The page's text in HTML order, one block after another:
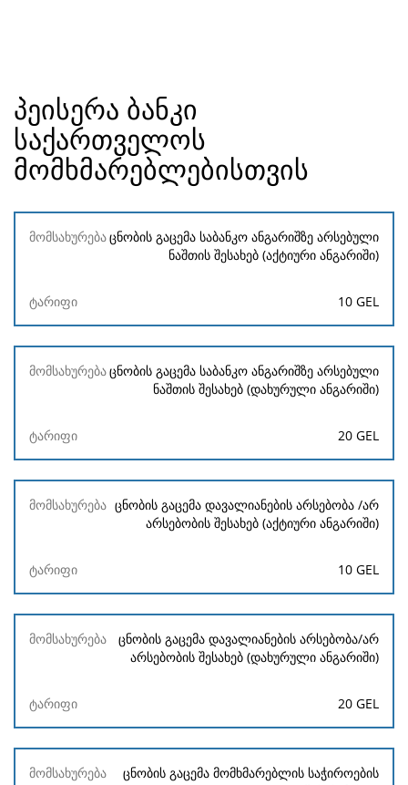
პეისერა ბანკი
საქართველოს
მომხმარებლებისთვის
მომსახურებაცნობის გაცემა საბანკო ანგარიშზე არსებული
ნაშთის შესახებ (აქტიური ანგარიში)
10 GEL
ცნობის გაცემა საბანკო ანგარიშზე არსებული
ნაშთის შესახებ (დახურული ანგარიში)
20 GEL
ცნობის გაცემა დავალიანების არსებობა /არ
არსებობის შესახებ (აქტიური ანგარიში)
10 GEL
ცნობის გაცემა დავალიანების არსებობა/არ
არსებობის შესახებ (დახურული ანგარიში)
20 GEL
ცნობის გაცემა მომხმარებლის საჭიროების